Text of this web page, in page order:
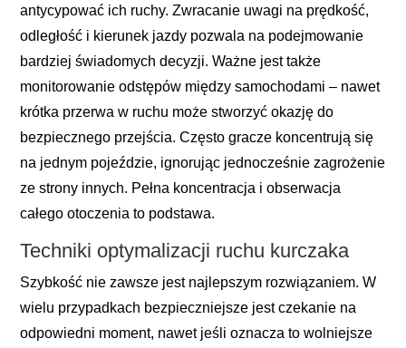
antycypować ich ruchy. Zwracanie uwagi na prędkość,
odległość i kierunek jazdy pozwala na podejmowanie
bardziej świadomych decyzji. Ważne jest także
monitorowanie odstępów między samochodami – nawet
krótka przerwa w ruchu może stworzyć okazję do
bezpiecznego przejścia. Często gracze koncentrują się
na jednym pojeździe, ignorując jednocześnie zagrożenie
ze strony innych. Pełna koncentracja i obserwacja
całego otoczenia to podstawa.
Techniki optymalizacji ruchu kurczaka
Szybkość nie zawsze jest najlepszym rozwiązaniem. W
wielu przypadkach bezpieczniejsze jest czekanie na
odpowiedni moment, nawet jeśli oznacza to wolniejsze